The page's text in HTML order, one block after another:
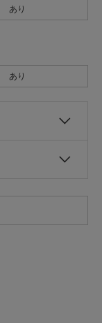
あり
あり